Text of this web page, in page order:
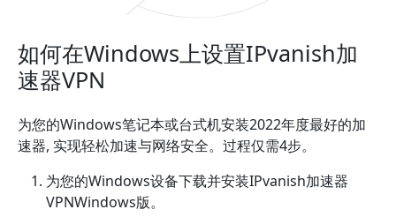
如何在Windows上设置IPvanish加
速器VPN
为您的Windows笔记本或台式机安装2022年度最好的加
速器, 实现轻松加速与网络安全。过程仅需4步。
为您的Windows设备下载并安装IPvanish加速器
VPNWindows版。